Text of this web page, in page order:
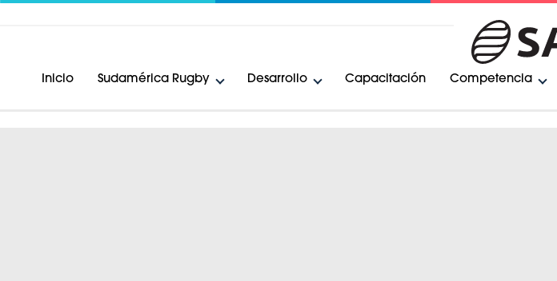
Inicio Sudamérica Rugby Desarrollo Capacitación Competencia